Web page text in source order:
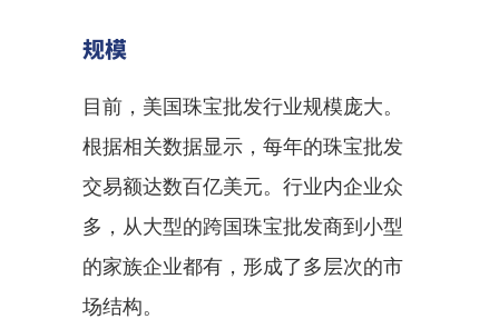
规模
目前，美国珠宝批发行业规模庞大。
根据相关数据显示，每年的珠宝批发
交易额达数百亿美元。行业内企业众
多，从大型的跨国珠宝批发商到小型
的家族企业都有，形成了多层次的市
场结构。